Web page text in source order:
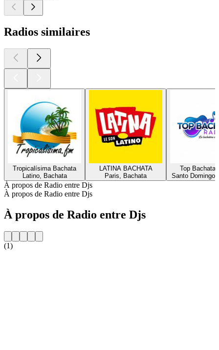
Radios similaires
Tropicalísima Bachata
Latino, Bachata
LATINA BACHATA
Paris, Bachata
Top Bachata
Santo Domingo,
À propos de Radio entre Djs
À propos de Radio entre Djs
À propos de Radio entre Djs
(1)